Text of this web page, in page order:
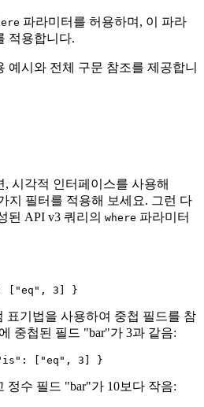
파라미터를 허용하며, 이 파라
적용합니다.
예시와 전체 구문 참조를 제공합니
시각적 인터페이스를 사용해
지 필터를 적용해 보세요. 그런 다
된 API v3 쿼리의 where 파라미터
표기법을 사용하여 중첩 필드를 참
중첩된 필드 "bar"가 3과 같음:
정수 필드 "bar"가 10보다 작음: